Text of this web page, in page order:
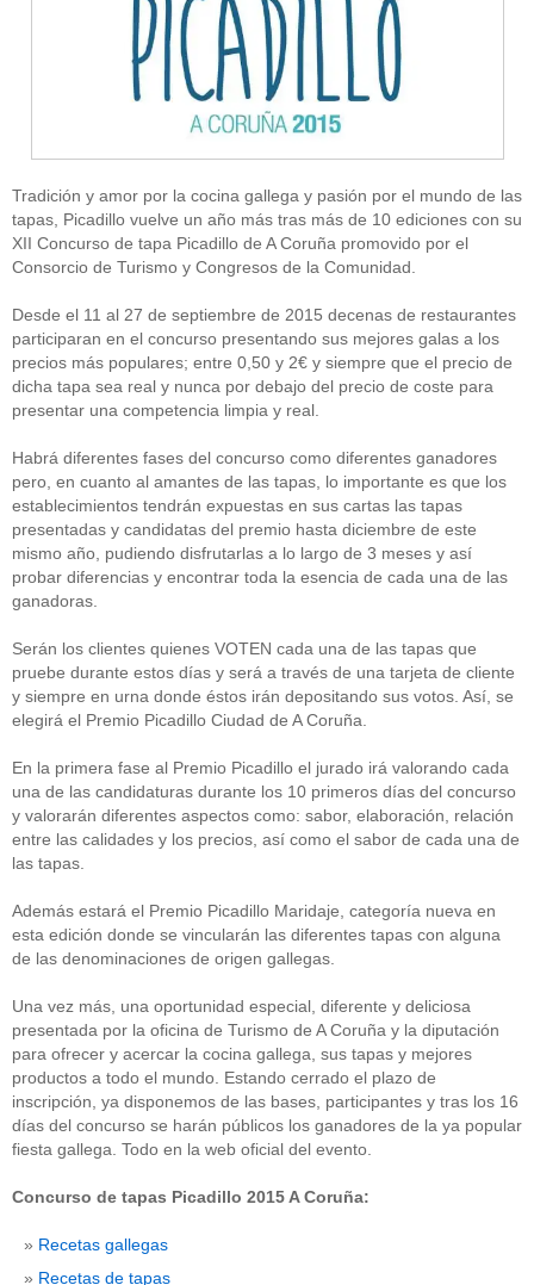
Tradición y amor por la cocina gallega y pasión por el mundo de las
tapas, Picadillo vuelve un año más tras más de 10 ediciones con su
XII Concurso de tapa Picadillo de A Coruña promovido por el
Consorcio de Turismo y Congresos de la Comunidad.
Desde el 11 al 27 de septiembre de 2015 decenas de restaurantes
participaran en el concurso presentando sus mejores galas a los
precios más populares; entre 0,50 y 2€ y siempre que el precio de
dicha tapa sea real y nunca por debajo del precio de coste para
presentar una competencia limpia y real.
Habrá diferentes fases del concurso como diferentes ganadores
pero, en cuanto al amantes de las tapas, lo importante es que los
establecimientos tendrán expuestas en sus cartas las tapas
presentadas y candidatas del premio hasta diciembre de este
mismo año, pudiendo disfrutarlas a lo largo de 3 meses y así
probar diferencias y encontrar toda la esencia de cada una de las
ganadoras.
Serán los clientes quienes VOTEN cada una de las tapas que
pruebe durante estos días y será a través de una tarjeta de cliente
y siempre en urna donde éstos irán depositando sus votos. Así, se
elegirá el Premio Picadillo Ciudad de A Coruña.
En la primera fase al Premio Picadillo el jurado irá valorando cada
una de las candidaturas durante los 10 primeros días del concurso
y valorarán diferentes aspectos como: sabor, elaboración, relación
entre las calidades y los precios, así como el sabor de cada una de
las tapas.
Además estará el Premio Picadillo Maridaje, categoría nueva en
esta edición donde se vincularán las diferentes tapas con alguna
de las denominaciones de origen gallegas.
Una vez más, una oportunidad especial, diferente y deliciosa
presentada por la oficina de Turismo de A Coruña y la diputación
para ofrecer y acercar la cocina gallega, sus tapas y mejores
productos a todo el mundo. Estando cerrado el plazo de
inscripción, ya disponemos de las bases, participantes y tras los 16
días del concurso se harán públicos los ganadores de la ya popular
fiesta gallega. Todo en la web oficial del evento.
Concurso de tapas Picadillo 2015 A Coruña:
Recetas gallegas
Recetas de tapas